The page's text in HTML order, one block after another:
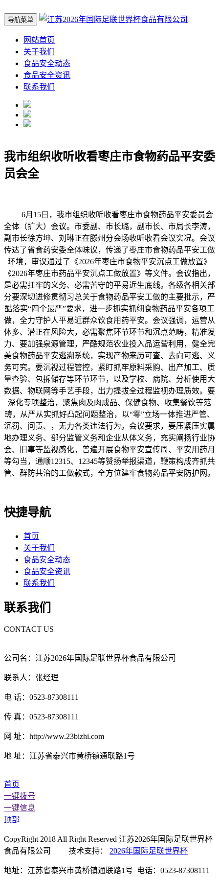
导航菜单
网站首页
关于我们
食品安全动态
食品安全资讯
联系我们
我市组织收听收看枣庄市食物药品平安委
员会全
6月15日，我市组织收听收看枣庄市食物药品平安委员会
全体（扩大）会议。市委副、市长璐，副市长、市局长李涛，
副市长徐方坤、刘琳正在滕州分会场收听收看会议实况。会议
传达了省食药安委全体味议，传递了枣庄市食物药品平安工做
环境，审议通过了《2026年枣庄市食物平安沉点工做放置》
《2026年枣庄市药品平安沉点工做放置》等文件。会议指出，
是必需扛牢的义务、必需苦守的平易近生底线。各级各相关部
分要深切进修贯彻习总关于食物药品平安工做的主要批示，严
酷落实“四个最严”要求，进一步抓实抓细食物药品平安各项工
做，全力守护人平易近群众饮食用药平安。会议强调，运营从
体多、潜正在风险大，必需聚焦环节环节和沉点范畴，精准发
力、要加强泉源管理，严酷规范农业投入品运营利用，健全完
美食物药品平安逃溯系统，实现产物来历可查、去向可逃、义
务可究。要沉视过程管控，紧盯抓牢原料采购、出产加工、质
量查验、包拆储存等环节环节，以及学校、病院、分析使用大
数据、物联网等手艺手段，出力提拔全过程监视办理质效。要
深化专项整治，聚焦肉及肉成品、保健食物、收集餐饮等范
畴，从严从实抓好凸起问题整治，以“零”立场一体推进严管、
沉罚、问责、，无力各类违法行为。会议要求，要压紧压实属
地办理义务、部分监管义务和企业从体义务，充实阐扬行业协
会、旧事等监视感化，普遍开展食物平安宣传周、平安用药月
等勾当，通顺12315、12345等赞扬举报渠道，鞭策构成齐抓共
管、群防共治的工做款式，全方位建牢食物药品平安防护网。
快捷导航
首页
关于我们
食品安全动态
食品安全资讯
联系我们
联系我们
CONTACT US
公司名：江苏2026年国际足联世界杯食品有限公司
联系人：张经理
电 话：0523-87308111
传 真：0523-87308111
网 址：http://www.23bizhi.com
地 址：江苏省泰兴市黄桥镇通联路1号
首页
一键拨号
一键信息
顶部
CopyRight 2018 All Right Reserved 江苏2026年国际足联世界杯
食品有限公司 技术支持： 2026年国际足联世界杯
地址：江苏省泰兴市黄桥镇通联路1号 电话：0523-87308111